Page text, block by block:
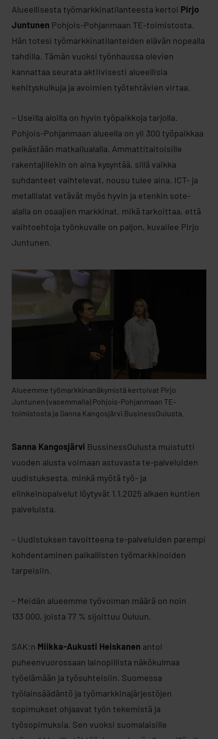
Alueellisesta työmarkkinatilanteesta kertoi Pirjo
Juntunen Pohjois-Pohjanmaan TE-toimistosta.
Hän totesi työmarkkinatilanteiden elävän nopealla
tahdilla. Tämän vuoksi työnhaussa olevien
kannattaa seurata aktiivisesti alueellisia
kehityskulkuja ja avoimien työtehtävien virtaa.
– Useilla aloilla on hyvin työpaikkoja tarjolla.
Pohjois-Pohjanmaan alueella on yli 300 työpaikkaa
pelkästään matkailualalla. Ammattitaitoisille
rakentajillekin on aina kysyntää, sillä vaikka
suhdanteet vaihtelevat, nousu tulee aina. ICT- ja
metallialat vetävät myös hyvin ja etenkin sote-
alalla on osaajien markkinat, mikä tarkoittaa, että
vaihtoehtoja työnkuvalle on paljon, kuvailee Pirjo
Juntunen.
Alueemme työmarkkinanäkymistä kertoivat Pirjo
Juntunen (vasemmalla) Pohjois-Pohjanmaan TE-
toimistosta ja Sanna Kangosjärvi BusinessOulusta.
Sanna Kangosjärvi BussinessOulusta muistutti
vuoden alusta voimaan astuvasta te-palveluiden
uudistuksesta, minkä myötä työ- ja
elinkeinopalvelut löytyvät 1.1.2025 alkaen kuntien
palveluista.
– Uudistuksen tavoitteena te-palveluiden parempi
kohdentaminen paikallisten työmarkkinoiden
tarpeisiin.
– Meidän alueemme työvoiman määrä on noin
133 000, joista 77 % sijoittuu Ouluun.
SAK:n Miikka-Aukusti Heiskanen antoi
puheenvuorossaan lainopillista näkökulmaa
työelämään ja työsuhteisiin. Suomessa
työlainsäädäntö ja työmarkkinajärjestöjen
sopimukset ohjaavat työn tekemistä ja
työsopimuksia. Sen vuoksi suomalaisille